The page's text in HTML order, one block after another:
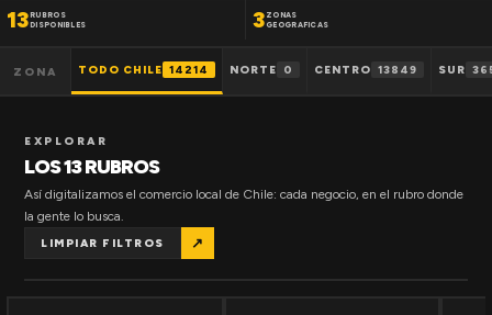
13RUBROS
DISPONIBLES
3 ZONAS
GEOGRAFICAS
ZONA TODO CHILE 14214 NORTE 0 CENTRO 13849 SUR
EXPLORAR
LOS 13 RUBROS
Así digitalizamos el comercio local de Chile: cada negocio, en el rubro donde
la gente lo busca.
LIMPIAR FILTROS ↗